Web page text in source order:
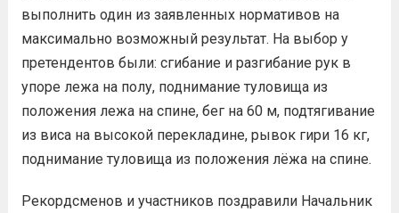
выполнить один из заявленных нормативов на
максимально возможный результат. На выбор у
претендентов были: сгибание и разгибание рук в
упоре лежа на полу, поднимание туловища из
положения лежа на спине, бег на 60 м, подтягивание
из виса на высокой перекладине, рывок гири 16 кг,
поднимание туловища из положения лёжа на спине.
Рекордсменов и участников поздравили Начальник